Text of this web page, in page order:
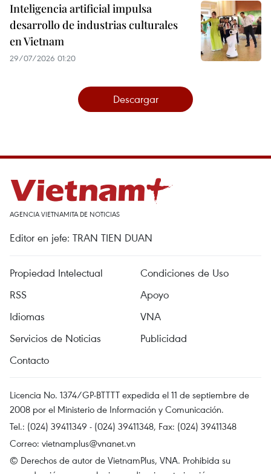
Inteligencia artificial impulsa
desarrollo de industrias culturales
en Vietnam
29/07/2026 01:20
Descargar
AGENCIA VIETNAMITA DE NOTICIAS
Editor en jefe: TRAN TIEN DUAN
Propiedad Intelectual
Condiciones de Uso
RSS
Apoyo
Idiomas
VNA
Servicios de Noticias
Publicidad
Contacto
Licencia No. 1374/GP-BTTTT expedida el 11 de septiembre de
2008 por el Ministerio de Información y Comunicación.
Tel.: (024) 39411349 - (024) 39411348, Fax: (024) 39411348
Correo: vietnamplus@vnanet.vn
© Derechos de autor de VietnamPlus, VNA. Prohibida su